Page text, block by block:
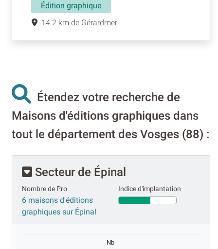
Édition graphique
14.2 km de Gérardmer
Étendez votre recherche de
Maisons d'éditions graphiques dans
tout le département des Vosges (88) :
Secteur de Épinal
Nombre de Pro
6 maisons d'éditions
graphiques sur Épinal
Indice d'implantation
Nb